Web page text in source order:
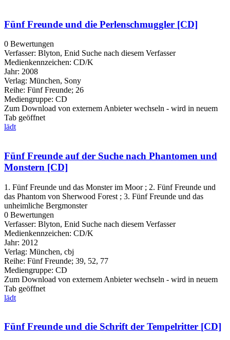
Fünf Freunde und die Perlenschmuggler [CD]
0 Bewertungen
Verfasser: Blyton, Enid Suche nach diesem Verfasser
Medienkennzeichen: CD/K
Jahr: 2008
Verlag: München, Sony
Reihe: Fünf Freunde; 26
Mediengruppe: CD
Zum Download von externem Anbieter wechseln - wird in neuem
Tab geöffnet
lädt
Fünf Freunde auf der Suche nach Phantomen und
Monstern [CD]
1. Fünf Freunde und das Monster im Moor ; 2. Fünf Freunde und
das Phantom von Sherwood Forest ; 3. Fünf Freunde und das
unheimliche Bergmonster
0 Bewertungen
Verfasser: Blyton, Enid Suche nach diesem Verfasser
Medienkennzeichen: CD/K
Jahr: 2012
Verlag: München, cbj
Reihe: Fünf Freunde; 39, 52, 77
Mediengruppe: CD
Zum Download von externem Anbieter wechseln - wird in neuem
Tab geöffnet
lädt
Fünf Freunde und die Schrift der Tempelritter [CD]